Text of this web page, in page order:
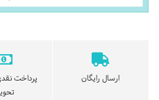
ارسال رایگان
پرداخت